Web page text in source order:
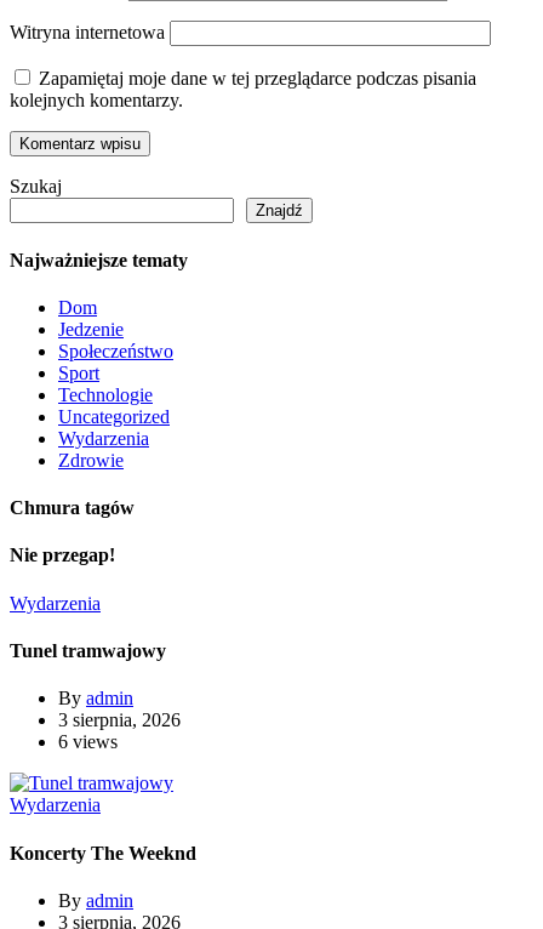
Witryna internetowa
Zapamiętaj moje dane w tej przeglądarce podczas pisania
kolejnych komentarzy.
Szukaj
Znajdź
Najważniejsze tematy
Dom
Jedzenie
Społeczeństwo
Sport
Technologie
Uncategorized
Wydarzenia
Zdrowie
Chmura tagów
Nie przegap!
Wydarzenia
Tunel tramwajowy
By admin
3 sierpnia, 2026
6 views
Wydarzenia
Koncerty The Weeknd
By admin
3 sierpnia, 2026